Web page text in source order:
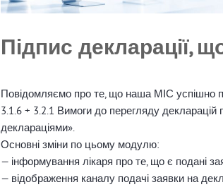
Підпис декларації,
Повідомляємо про те, що наша МІС успішно
3.1.6 + 3.2.1 Вимоги до перегляду
деклараціями».
Основні зміни по цьому модулю:
— інформування лікаря про те, що є подані
— відображення каналу подачі заявки на